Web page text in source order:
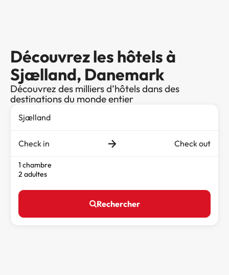
Découvrez les hôtels à
Sjælland, Danemark
Découvrez des milliers d’hôtels dans des
destinations du monde entier
Check in Check out
1 chambre
2 adultes
Rechercher